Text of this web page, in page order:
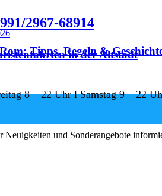
2967-68914
8 – 22 Uhr l Samstag 9 – 22
Tipps, Regeln &
in der Altstadt
Vorteile sichern
und Sonderangebote